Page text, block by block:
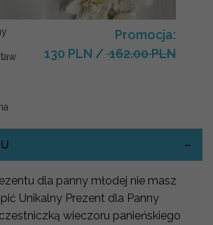
Promocja:
130 PLN / 162.00 PLN
dla panny młodej nie masz
Unikalny Prezent dla Panny
wieczoru panieńskiego